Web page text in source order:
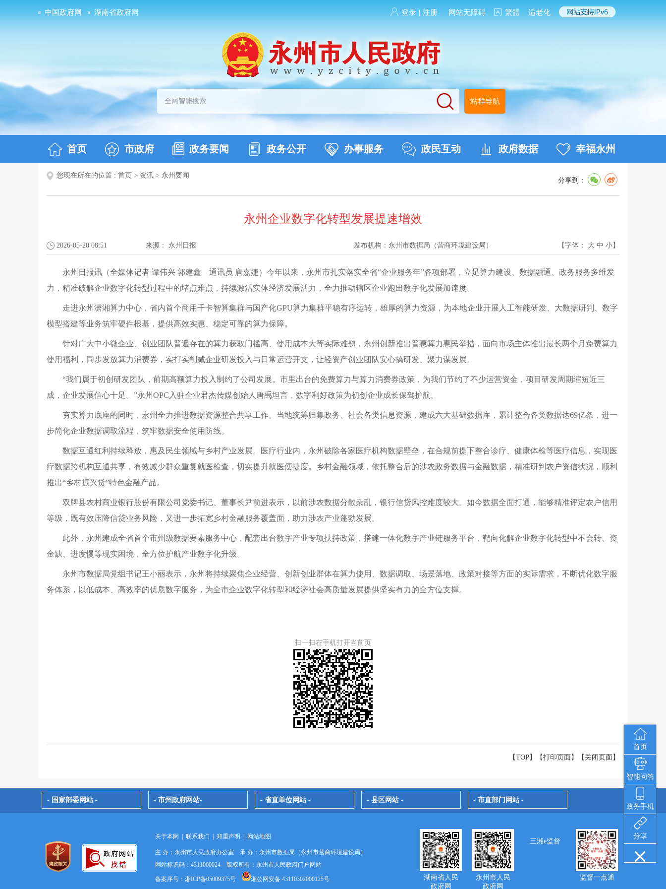
中国政府网 湖南省政府网 登录 | 注册 网站无障碍 繁體 适老化
站群导航
首页 市政府 政务要闻 政务公开 办事服务 政民互动 政府数据 幸福永州
首页
智能问答
政务手机
分享
您现在所在的位置 : 首页 > 资讯 > 永州要闻
分享到：
永州企业数字化转型发展提速增效
2026-05-20 08:51 来源： 永州日报 发布机构： 永州市数据局（营商环境建设局） 【字体： 大 中 小】
永州日报讯（全媒体记者 谭伟兴 郭建鑫 通讯员 唐嘉婕）今年以来，永州市扎实落实全省“企业服务年”各项部署，立足算力建设、数据融通、政务服务多维发
力，精准破解企业数字化转型过程中的堵点难点，持续激活实体经济发展活力，全力推动辖区企业跑出数字化发展加速度。
走进永州潇湘算力中心，省内首个商用千卡智算集群与国产化GPU算力集群平稳有序运转，雄厚的算力资源，为本地企业开展人工智能研发、大数据研判、数字
模型搭建等业务筑牢硬件根基，提供高效实惠、稳定可靠的算力保障。
针对广大中小微企业、创业团队普遍存在的算力获取门槛高、使用成本大等实际难题，永州创新推出普惠算力惠民举措，面向市场主体推出最长两个月免费算力
使用福利，同步发放算力消费券，实打实削减企业研发投入与日常运营开支，让轻资产创业团队安心搞研发、聚力谋发展。
“我们属于初创研发团队，前期高额算力投入制约了公司发展。市里出台的免费算力与算力消费券政策，为我们节约了不少运营资金，项目研发周期缩短近三
成，企业发展信心十足。”永州OPC入驻企业君杰传媒创始人唐禹坦言，数字利好政策为初创企业成长保驾护航。
夯实算力底座的同时，永州全力推进数据资源整合共享工作。当地统筹归集政务、社会各类信息资源，建成六大基础数据库，累计整合各类数据达69亿条，进一
步简化企业数据调取流程，筑牢数据安全使用防线。
数据互通红利持续释放，惠及民生领域与乡村产业发展。医疗行业内，永州破除各家医疗机构数据壁垒，在合规前提下整合诊疗、健康体检等医疗信息，实现医
疗数据跨机构互通共享，有效减少群众重复就医检查，切实提升就医便捷度。乡村金融领域，依托整合后的涉农政务数据与金融数据，精准研判农户资信状况，顺利
推出“乡村振兴贷”特色金融产品。
双牌县农村商业银行股份有限公司党委书记、董事长尹前进表示，以前涉农数据分散杂乱，银行信贷风控难度较大。如今数据全面打通，能够精准评定农户信用
等级，既有效压降信贷业务风险，又进一步拓宽乡村金融服务覆盖面，助力涉农产业蓬勃发展。
此外，永州建成全省首个市州级数据要素服务中心，配套出台数字产业专项扶持政策，搭建一体化数字产业链服务平台，靶向化解企业数字化转型中不会转、资
金缺、进度慢等现实困境，全方位护航产业数字化升级。
永州市数据局党组书记王小丽表示，永州将持续聚焦企业经营、创新创业群体在算力使用、数据调取、场景落地、政策对接等方面的实际需求，不断优化数字服
务体系，以低成本、高效率的优质数字服务，为全市企业数字化转型和经济社会高质量发展提供坚实有力的全方位支撑。
扫一扫在手机打开当前页
【TOP】 【打印页面 】【 关闭页面 】
- 国家部委网站 - - 市州政府网站- - 省直单位网站 - - 县区网站 - - 市直部门网站 -
关于本网 联系我们 郑重声明 网站地图
主 办：永州市人民政府办公室 承 办：永州市数据局（永州市营商环境建设局）
网站标识码：4311000024 版权所有：永州市人民政府门户网站
备案序号：湘ICP备05009375号
湘公网安备 43110302000125号
湖南省人民
政府网
永州市人民
政府网
三湘e监督
监督一点通